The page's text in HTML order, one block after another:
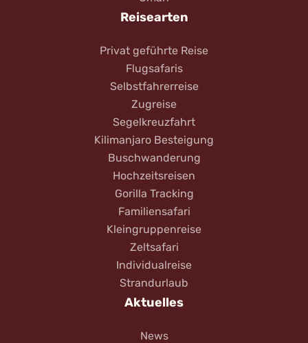
Reisearten
Privat geführte Reise
Flugsafaris
Selbstfahrerreise
Zugreise
Segelkreuzfahrt
Kilimanjaro Besteigung
Buschwanderung
Hochzeitsreisen
Gorilla Tracking
Familiensafari
Kleingruppenreise
Zeltsafari
Individualreise
Strandurlaub
Aktuelles
News